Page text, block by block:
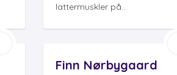
lattermuskler på...
Finn Nørbygaard